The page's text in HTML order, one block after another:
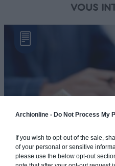
Archionline - Do Not Process My
If you wish to opt-out of the sale,
of your personal or sensitive
please use the below opt-out
VOUS
Comment bien penser la